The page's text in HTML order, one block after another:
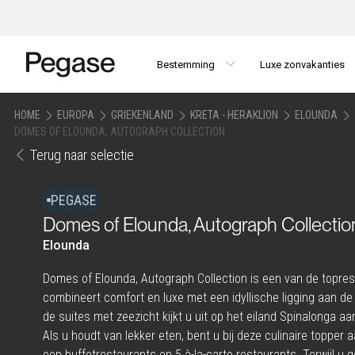
Bestemming Luxe zonvakanties
HOME EUROPA GRIEKENLAND KRETA - HERAKLION
ELOUNDA
DOMES OF ELOUNDA, AUTOGRAPH COLLECTION
Terug naar selectie
PEGASE
Domes of Elounda, Autograph
Elounda
Domes of Elounda, Autograph Collection is een van de
combineert comfort en luxe met een idyllische ligging aan
de suites met zeezicht kijkt u uit op het eiland Spinalonga
Als u houdt van lekker eten, bent u bij deze culinaire topper